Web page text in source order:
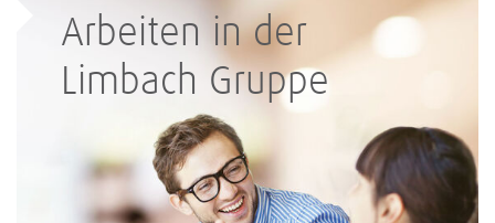
Arbeiten in der
Limbach Gruppe